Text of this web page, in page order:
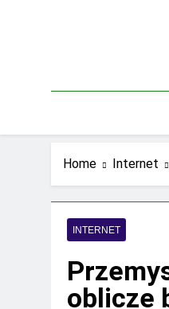
Home Internet
INTERNET
oblicze